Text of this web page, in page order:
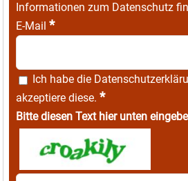
Informationen zum Datenschutz
E-Mail *
Ich habe die
akzeptiere diese. *
Bitte diesen Text hier unten